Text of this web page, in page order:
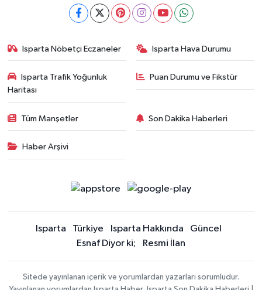
Isparta Nöbetçi Eczaneler Isparta Hava Durumu
Isparta Trafik Yoğunluk
Haritası
Puan Durumu ve Fikstür
Tüm Manşetler Son Dakika Haberleri
Haber Arşivi
Isparta Türkiye Isparta Hakkında
Güncel
Esnaf Diyor ki;
Resmi İlan
Sitede yayınlanan içerik ve yorumlardan yazarları sorumludur.